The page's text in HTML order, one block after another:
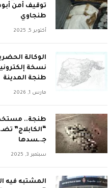
توقيف أمن
طنجاوي
أكتوبر 5, 2025
الوكالة
نسخة
طنجة المدينة
مارس 1, 2026
طنجة..
“الكابلاج”
جـ.ـسدها
سبتمبر 3, 2025
المشتبه فيه